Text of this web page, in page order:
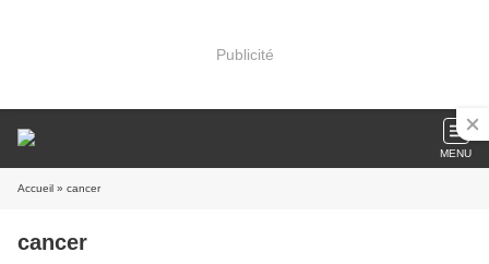
Publicité
MENU
Accueil » cancer
cancer